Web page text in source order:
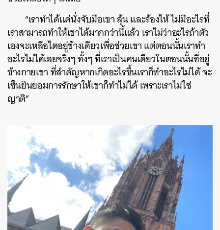
“เราทำได้แค่นั่งจับมือเขา ลุ้น และร้องไห้ ไม่มีอะไรที่
เราสามารถทำให้เขาได้มากกว่านี้แล้ว เราไม่ว่าอะไรถ้าตัว
เองจะเหลือไตอยู่ข้างเดียวเพื่อช่วยเขา แต่ตอนนั้นเราทำ
อะไรไม่ได้เลยจริงๆ ทั้งๆ ที่เราเป็นคนเดียวในตอนนั้นที่อยู่
ข้างกายเขา ที่สำคัญหากเกิดอะไรขึ้นเราก็ทำอะไรไม่ได้ จะ
เซ็นยินยอมการรักษาให้เขาก็ทำไม่ได้ เพราะเราไม่ใช่
ญาติ”